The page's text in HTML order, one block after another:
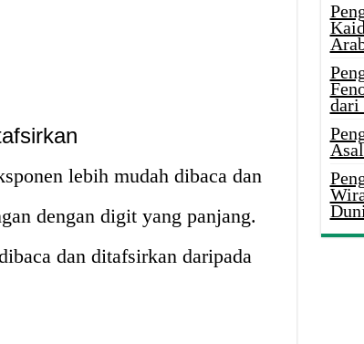
lebih mudah dibaca dan
dengan digit yang panjang.
dan ditafsirkan daripada
dari